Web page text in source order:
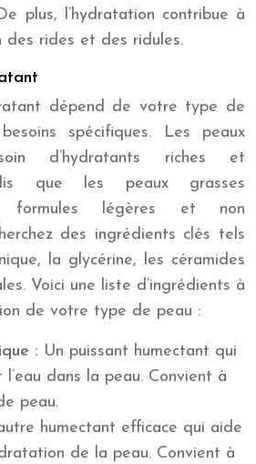
plus, l’hydratation contribue à
des rides et des ridules.
dépend de votre type de
spécifiques. Les peaux
d’hydratants riches et
que les peaux grasses
formules légères et non
des ingrédients clés tels
la glycérine, les céramides
Voici une liste d’ingrédients à
de votre type de peau :
: Un puissant humectant qui
dans la peau. Convient à
peau.
humectant efficace qui aide
de la peau. Convient à